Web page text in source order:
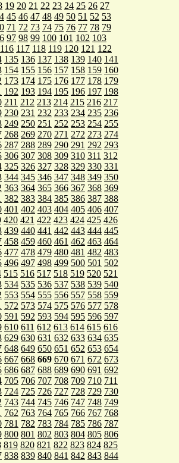
19 20 21 22 23 24 25 26 27
45 46 47 48 49 50 51 52 53
71 72 73 74 75 76 77 78 79
97 98 99 100 101 102 103
116 117 118 119 120 121 122
135 136 137 138 139 140 141
154 155 156 157 158 159 160
173 174 175 176 177 178 179
192 193 194 195 196 197 198
211 212 213 214 215 216 217
230 231 232 233 234 235 236
249 250 251 252 253 254 255
268 269 270 271 272 273 274
287 288 289 290 291 292 293
306 307 308 309 310 311 312
325 326 327 328 329 330 331
344 345 346 347 348 349 350
363 364 365 366 367 368 369
382 383 384 385 386 387 388
401 402 403 404 405 406 407
420 421 422 423 424 425 426
439 440 441 442 443 444 445
458 459 460 461 462 463 464
477 478 479 480 481 482 483
496 497 498 499 500 501 502
515 516 517 518 519 520 521
534 535 536 537 538 539 540
553 554 555 556 557 558 559
572 573 574 575 576 577 578
591 592 593 594 595 596 597
610 611 612 613 614 615 616
629 630 631 632 633 634 635
648 649 650 651 652 653 654
667 668 669 670 671 672 673
686 687 688 689 690 691 692
705 706 707 708 709 710 711
724 725 726 727 728 729 730
743 744 745 746 747 748 749
762 763 764 765 766 767 768
781 782 783 784 785 786 787
800 801 802 803 804 805 806
819 820 821 822 823 824 825
838 839 840 841 842 843 844